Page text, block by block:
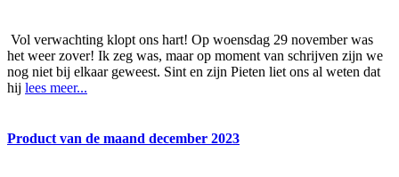
Vol verwachting klopt ons hart! Op woensdag 29 november was
het weer zover! Ik zeg was, maar op moment van schrijven zijn we
nog niet bij elkaar geweest. Sint en zijn Pieten liet ons al weten dat
hij lees meer...
Product van de maand december 2023